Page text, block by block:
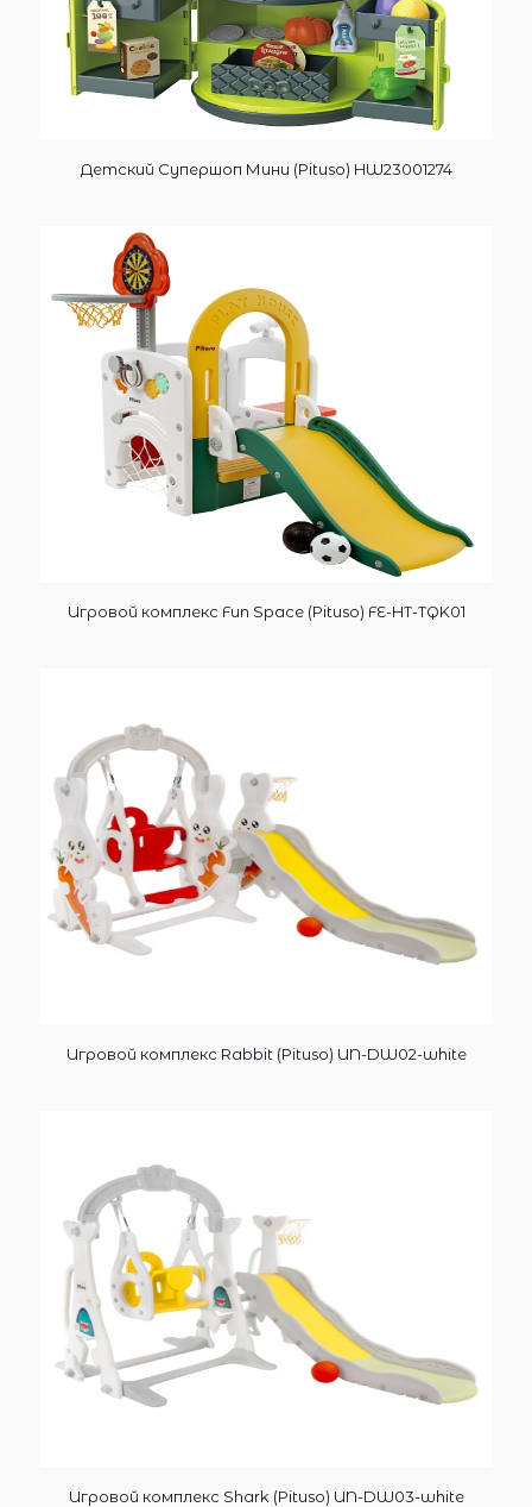
Детский Супершоп Мини (Pituso) HW23001274
Игровой комплекс Fun Space (Pituso) FE-HT-TQK01
Игровой комплекс Rabbit (Pituso) UN-DW02-white
Игровой комплекс Shark (Pituso) UN-DW03-white